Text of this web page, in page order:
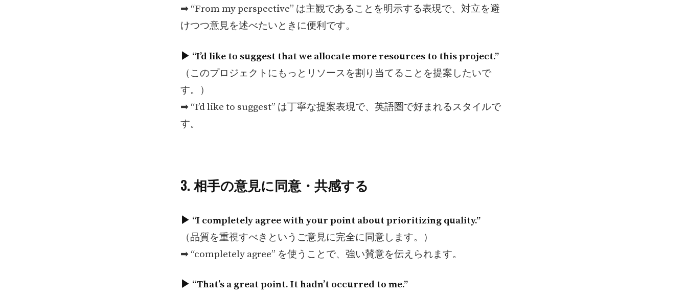
➡︎ “From my perspective” は主観であることを明示する表現で、対立を避
けつつ意見を述べたいときに便利です。
▶︎ “I’d like to suggest that we allocate more resources to this project.”
（このプロジェクトにもっとリソースを割り当てることを提案したいで
す。）
➡︎ “I’d like to suggest” は丁寧な提案表現で、英語圏で好まれるスタイルで
す。
3. 相手の意見に同意・共感する
▶︎ “I completely agree with your point about prioritizing quality.”
（品質を重視すべきというご意見に完全に同意します。）
➡︎ “completely agree” を使うことで、強い賛意を伝えられます。
▶︎ “That’s a great point. It hadn’t occurred to me.”